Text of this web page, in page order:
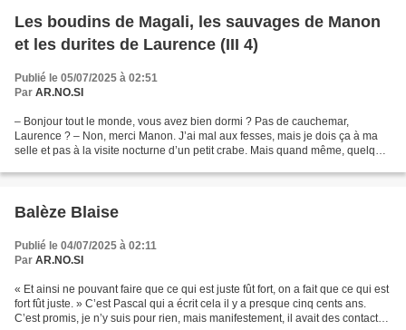
Les boudins de Magali, les sauvages de Manon
et les durites de Laurence (III 4)
Publié le 05/07/2025 à 02:51
Par AR.NO.SI
– Bonjour tout le monde, vous avez bien dormi ? Pas de cauchemar,
Laurence ? – Non, merci Manon. J’ai mal aux fesses, mais je dois ça à ma
selle et pas à la visite nocturne d’un petit crabe. Mais quand même, quelque
Balèze Blaise
Publié le 04/07/2025 à 02:11
Par AR.NO.SI
« Et ainsi ne pouvant faire que ce qui est juste fût fort, on a fait que ce qui est
fort fût juste. » C’est Pascal qui a écrit cela il y a presque cinq cents ans.
C’est promis, je n’y suis pour rien, mais manifestement, il avait des contacts